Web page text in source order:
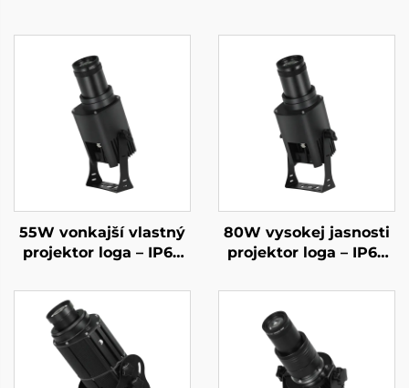
55W vonkajší vlastný
projektor loga – IP67
gobo svetlo s
diaľkovým ovládaním
pre reklamu a
branding
80W vysokej jasnosti
projektor loga – IP67
gobo s diaľkovým
ovládaním pre
vonkajšiu reklamu